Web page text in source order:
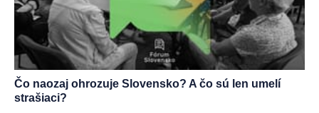
Čo naozaj ohrozuje Slovensko? A čo sú len umelí
strašiaci?